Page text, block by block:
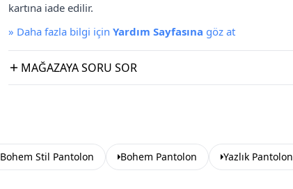
kartına iade edilir.
» Daha fazla bilgi için Yardım Sayfasına göz at
MAĞAZAYA SORU SOR
Bohem Stil Pantolon Bohem Pantolon Yazlık Pantolon